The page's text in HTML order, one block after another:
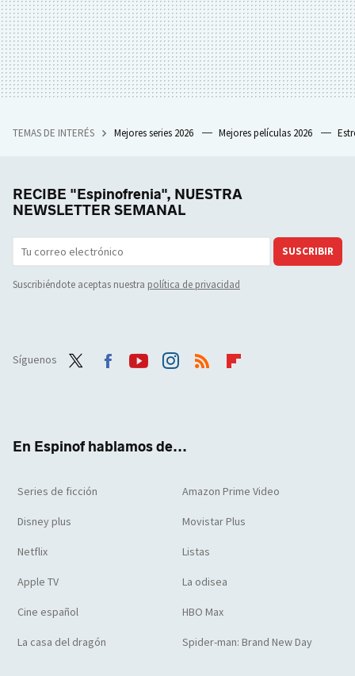
TEMAS DE INTERÉS Mejores series 2026 Mejores películas 2026
RECIBE "Espinofrenia", NUESTRA
NEWSLETTER SEMANAL
SUSCRIBIR
Suscribiéndote aceptas nuestra política de privacidad
Síguenos
En Espinof hablamos de...
Series de ficción Amazon Prime Video
Disney plus Movistar Plus
Netflix Listas
Apple TV La odisea
Cine español HBO Max
La casa del dragón Spider-man: Brand New Day